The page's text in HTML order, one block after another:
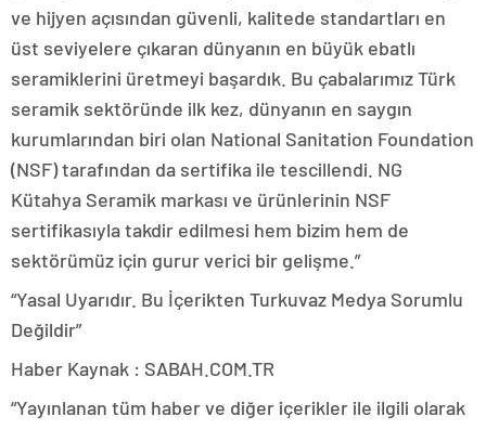
ve hijyen açısından güvenli, kalitede standartları en
üst seviyelere çıkaran dünyanın en büyük ebatlı
seramiklerini üretmeyi başardık. Bu çabalarımız Türk
seramik sektöründe ilk kez, dünyanın en saygın
kurumlarından biri olan National Sanitation Foundation
(NSF) tarafından da sertifika ile tescillendi. NG
Kütahya Seramik markası ve ürünlerinin NSF
sertifikasıyla takdir edilmesi hem bizim hem de
sektörümüz için gurur verici bir gelişme.”
“Yasal Uyarıdır. Bu İçerikten Turkuvaz Medya Sorumlu
Değildir”
Haber Kaynak : SABAH.COM.TR
“Yayınlanan tüm haber ve diğer içerikler ile ilgili olarak